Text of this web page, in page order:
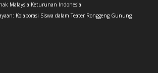
Malaysia Keturunan Indonesia
Kolaborasi Siswa dalam Teater Ronggeng Gunung